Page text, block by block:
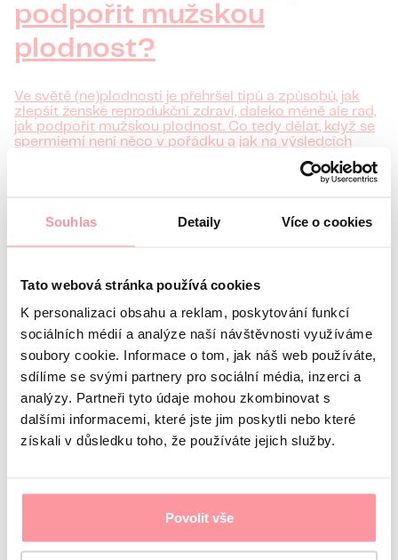
Souhlas Detaily Více o cookies
Tato webová stránka používá cookies
K personalizaci obsahu a reklam, poskytování funkcí
sociálních médií a analýze naší návštěvnosti využíváme
soubory cookie. Informace o tom, jak náš web používáte,
sdílíme se svými partnery pro sociální média, inzerci a
analýzy. Partneři tyto údaje mohou zkombinovat s
dalšími informacemi, které jste jim poskytli nebo které
získali v důsledku toho, že používáte jejich služby.
Povolit vše
podpořit mužskou
plodnost?
Ve světě (ne)plodnosti je přehršel tipů a způsobů, jak
zlepšit ženské reprodukční zdraví, daleko méně ale rad,
jak podpořit mužskou plodnost. Co tedy dělat, když se
spermiemi není něco v pořádku a jak na výsledcích
Máte dotaz?
Vstupní konzultace s
lékařem zdarma
Informace o vás
Jméno
E-mail